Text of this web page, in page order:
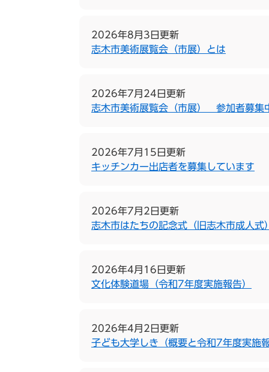
2026年8月3日更新
志木市美術展覧会（市展）とは
2026年7月24日更新
志木市美術展覧会（市展） 参加者募集
2026年7月15日更新
キッチンカー出店者を募集しています
2026年7月2日更新
志木市はたちの記念式（旧志木市成人式
2026年4月16日更新
文化体験道場（令和7年度実施報告）
2026年4月2日更新
子ども大学しき（概要と令和7年度実施